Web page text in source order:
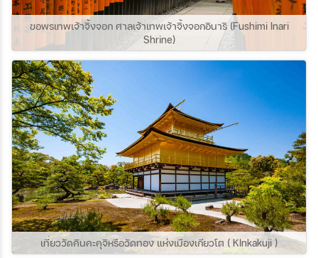
ขอพรเทพเจ้าจิ้งจอก ศาลเจ้าเทพเจ้าจิ้งจอกอินาริ (Fushimi Inari
Shrine)
เที่ยววัดคินคะคุจิหรือวัดทอง แห่งเมืองเกียวโต ( KInkakuji )